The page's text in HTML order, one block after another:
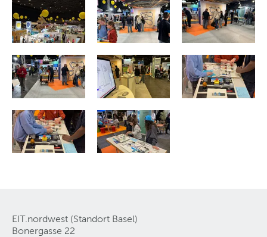
EIT.nordwest (Standort Basel)
Bonergasse 22